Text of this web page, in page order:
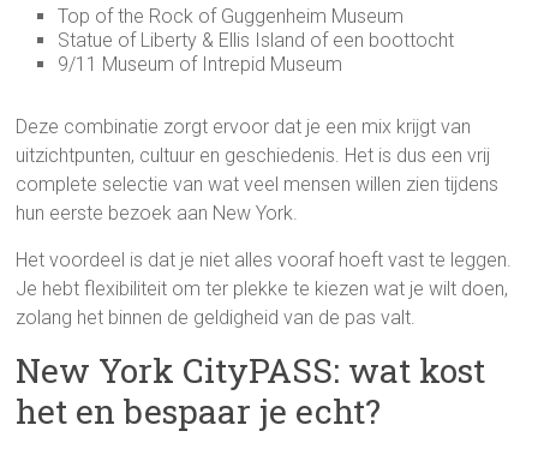
Top of the Rock of Guggenheim Museum
Statue of Liberty & Ellis Island of een boottocht
9/11 Museum of Intrepid Museum
Deze combinatie zorgt ervoor dat je een mix krijgt van
uitzichtpunten, cultuur en geschiedenis. Het is dus een vrij
complete selectie van wat veel mensen willen zien tijdens
hun eerste bezoek aan New York.
Het voordeel is dat je niet alles vooraf hoeft vast te leggen.
Je hebt flexibiliteit om ter plekke te kiezen wat je wilt doen,
zolang het binnen de geldigheid van de pas valt.
New York CityPASS: wat kost
het en bespaar je echt?